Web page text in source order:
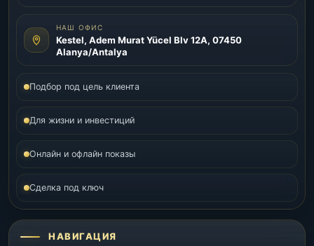
НАШ ОФИС
Kestel, Adem Murat Yücel Blv 12A, 07450
Alanya/Antalya
Подбор под цель клиента
Для жизни и инвестиций
Онлайн и офлайн показы
Сделка под ключ
НАВИГАЦИЯ